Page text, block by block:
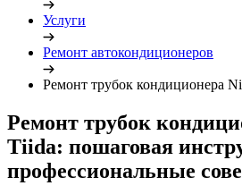
Услуги
Ремонт автокондиционеров
Ремонт трубок кондиционера
Ремонт трубок
Tiida: пошаговая
профессиональные